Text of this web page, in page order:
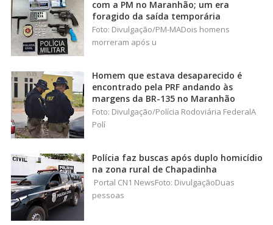
com a PM no Maranhão; um era
foragido da saída temporária
Foto: Divulgação/PM-MADois homens
morreram após u
Homem que estava desaparecido é
encontrado pela PRF andando às
margens da BR-135 no Maranhão
Foto: Divulgação/Polícia Rodoviária FederalA
Polí
Polícia faz buscas após duplo homicídio
na zona rural de Chapadinha
Portal CN1 NewsFoto: DivulgaçãoDuas
pessoas